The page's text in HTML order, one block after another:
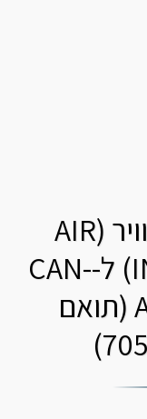
כיסוי פתח יניקת אוויר (AIR
INLET DUCT COVER) ל-CAN-
AM MAVERICK X3 (תואם